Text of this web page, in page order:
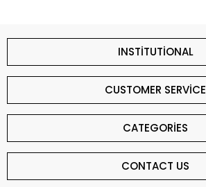
INSTİTUTİONAL
CUSTOMER SERVİCE
CATEGORİES
CONTACT US